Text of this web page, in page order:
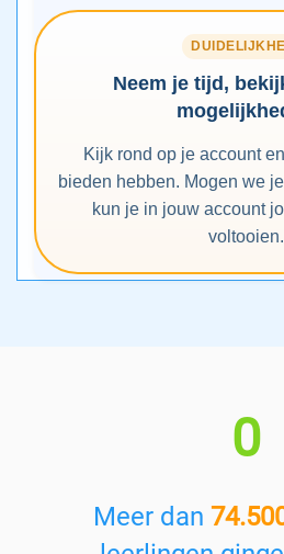
Neem je tijd,
Kijk rond op je account
bieden hebben. Mogen we
kun je in jouw account
voltooien.
0
Meer dan